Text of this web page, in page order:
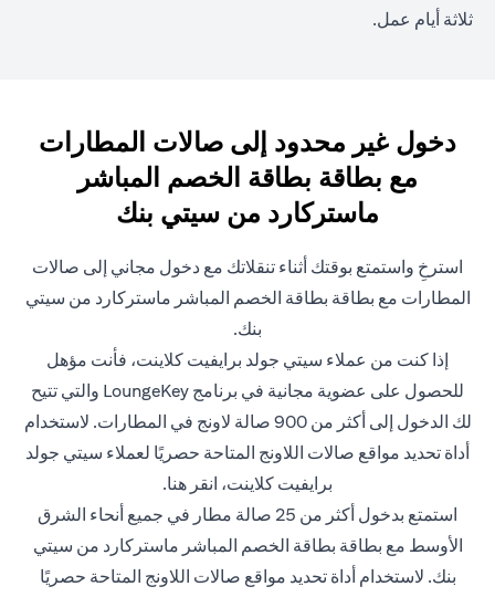
ثلاثة أيام عمل.
دخول غير محدود إلى صالات المطارات
مع بطاقة بطاقة الخصم المباشر
ماستركارد من سيتي بنك
استرخِ واستمتع بوقتك أثناء تنقلاتك مع دخول مجاني إلى صالات
المطارات مع بطاقة بطاقة الخصم المباشر ماستركارد من سيتي
بنك.
إذا كنت من عملاء سيتي جولد برايفيت كلاينت، فأنت مؤهل
للحصول على عضوية مجانية في برنامج LoungeKey والتي تتيح
لك الدخول إلى أكثر من 900 صالة لاونج في المطارات. لاستخدام
أداة تحديد مواقع صالات اللاونج المتاحة حصريًا لعملاء سيتي جولد
برايفيت كلاينت، انقر هنا.
استمتع بدخول أكثر من 25 صالة مطار في جميع أنحاء الشرق
الأوسط مع بطاقة بطاقة الخصم المباشر ماستركارد من سيتي
بنك. لاستخدام أداة تحديد مواقع صالات اللاونج المتاحة حصريًا